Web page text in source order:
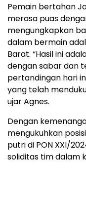
Pemain bertahan
merasa puas
mengungkapkan
dalam bermain
Barat. “Hasil ini
dengan sabar dan
pertandingan hari
yang telah
ujar Agnes.
Dengan
mengukuhkan
putri di PON XXI/
soliditas tim dalam